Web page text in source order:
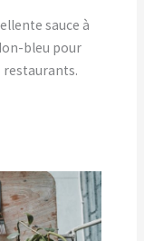
sauce à
bleu pour
restaurants.